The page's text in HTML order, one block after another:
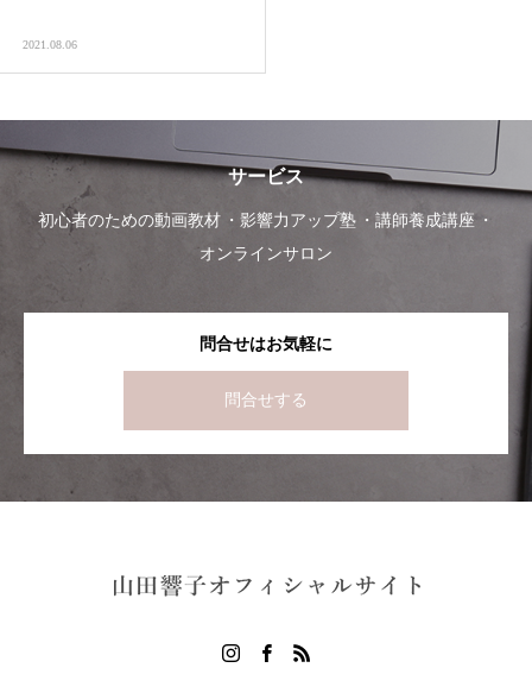
2021.08.06
サービス
初心者のための動画教材 影響力アップ塾
講師養成講座
オンラインサロン
問合せはお気軽に
問合せする